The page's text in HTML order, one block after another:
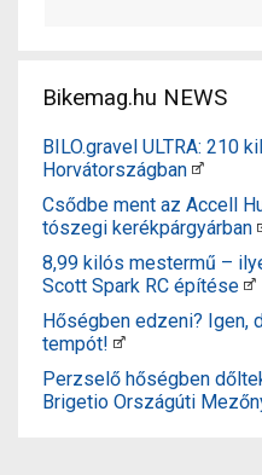
Bikemag.hu NEWS
BILO.gravel ULTRA: 210
Horvátországban
Csődbe ment az Accell
tószegi kerékpárgyárban
8,99 kilós mestermű –
Scott Spark RC építése
Hőségben edzeni? Igen,
tempót!
Perzselő hőségben
Brigetio Országúti